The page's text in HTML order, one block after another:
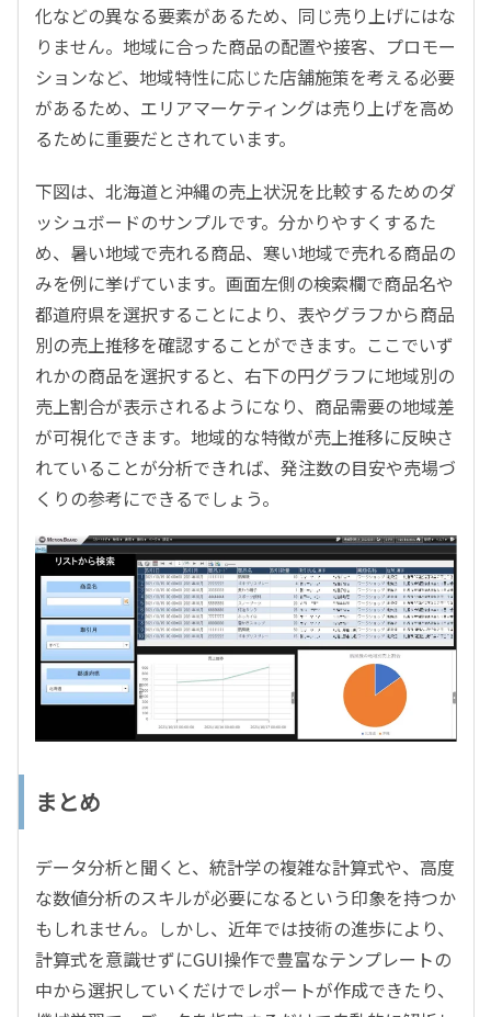
化などの異なる要素があるため、同じ売り上げにはな
りません。地域に合った商品の配置や接客、プロモー
ションなど、地域特性に応じた店舗施策を考える必要
があるため、エリアマーケティングは売り上げを高め
るために重要だとされています。
下図は、北海道と沖縄の売上状況を比較するためのダ
ッシュボードのサンプルです。分かりやすくするた
め、暑い地域で売れる商品、寒い地域で売れる商品の
みを例に挙げています。画面左側の検索欄で商品名や
都道府県を選択することにより、表やグラフから商品
別の売上推移を確認することができます。ここでいず
れかの商品を選択すると、右下の円グラフに地域別の
売上割合が表示されるようになり、商品需要の地域差
が可視化できます。地域的な特徴が売上推移に反映さ
れていることが分析できれば、発注数の目安や売場づ
くりの参考にできるでしょう。
まとめ
データ分析と聞くと、統計学の複雑な計算式や、高度
な数値分析のスキルが必要になるという印象を持つか
もしれません。しかし、近年では技術の進歩により、
計算式を意識せずにGUI操作で豊富なテンプレートの
中から選択していくだけでレポートが作成できたり、